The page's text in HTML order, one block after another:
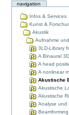
navigation
Infos & Services
Kunst &
Akustik
Aufnahme
3LD-Library
A Binaural
A head
A nonlinear
Akustische
Akustische
Akustische
Analyse und